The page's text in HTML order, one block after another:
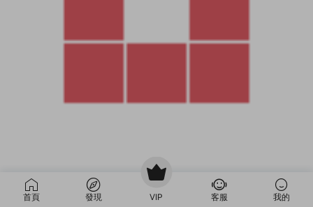
首頁 發現 VIP 客服 我的